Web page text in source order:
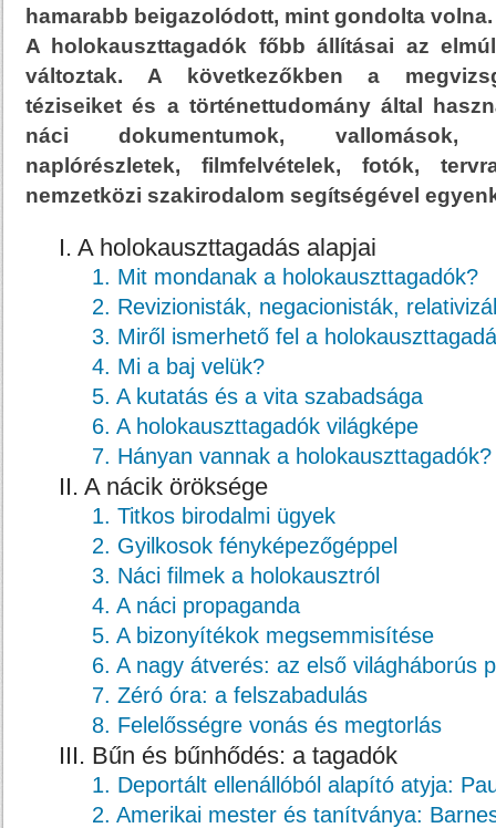
hamarabb beigazolódott, mint gondolta volna.
A holokauszttagadók főbb állításai az
változtak. A következőkben a
téziseiket és a történettudomány által
náci dokumentumok, vallomások,
naplórészletek, filmfelvételek, fotók,
nemzetközi szakirodalom segítségével
I. A holokauszttagadás alapjai
1. Mit mondanak a holokauszttagadók?
2. Revizionisták, negacionisták,
3. Miről ismerhető fel a
4. Mi a baj velük?
5. A kutatás és a vita szabadsága
6. A holokauszttagadók világképe
7. Hányan vannak a holokauszttagadók?
II. A nácik öröksége
1. Titkos birodalmi ügyek
2. Gyilkosok fényképezőgéppel
3. Náci filmek a holokausztról
4. A náci propaganda
5. A bizonyítékok megsemmisítése
6. A nagy átverés: az első világháborús
7. Zéró óra: a felszabadulás
8. Felelősségre vonás és megtorlás
III. Bűn és bűnhődés: a tagadók
1. Deportált ellenállóból alapító atyja:
2. Amerikai mester és tanítványa: